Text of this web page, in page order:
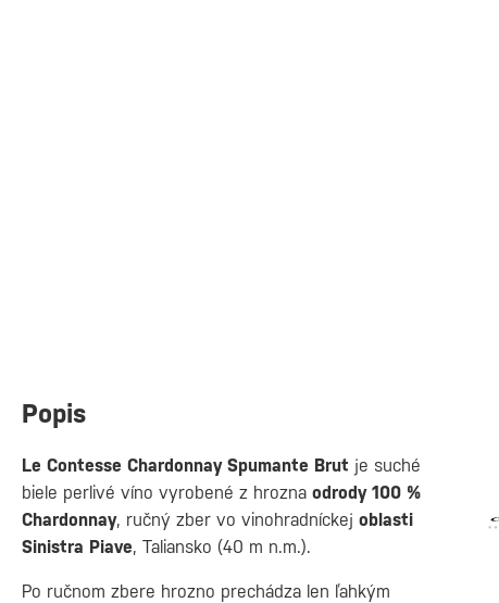
Popis
Le Contesse Chardonnay Spumante Brut je suché
biele perlivé víno vyrobené z hrozna odrody 100 %
Chardonnay, ručný zber vo vinohradníckej oblasti
Sinistra Piave, Taliansko (40 m n.m.).
Po ručnom zbere hrozno prechádza len ľahkým